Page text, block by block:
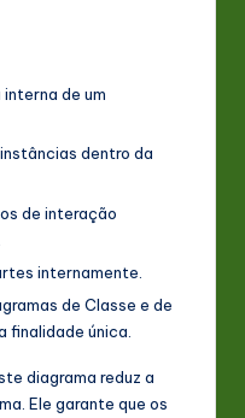
de um
dentro da
de interação
internamente.
de Classe e de
finalidade única.
diagrama reduz a
Ele garante que os